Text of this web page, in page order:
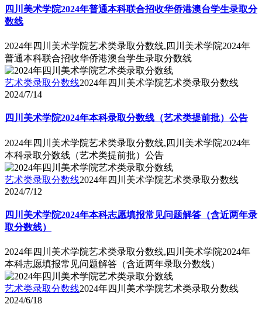
四川美术学院2024年普通本科联合招收华侨港澳台学生录取分
数线
2024年四川美术学院艺术类录取分数线,四川美术学院2024年
普通本科联合招收华侨港澳台学生录取分数线
艺术类录取分数线2024年四川美术学院艺术类录取分数线
2024/7/14
四川美术学院2024年本科录取分数线（艺术类提前批）公告
2024年四川美术学院艺术类录取分数线,四川美术学院2024年
本科录取分数线（艺术类提前批）公告
艺术类录取分数线2024年四川美术学院艺术类录取分数线
2024/7/12
四川美术学院2024年本科志愿填报常见问题解答（含近两年录
取分数线）
2024年四川美术学院艺术类录取分数线,四川美术学院2024年
本科志愿填报常见问题解答（含近两年录取分数线）
艺术类录取分数线2024年四川美术学院艺术类录取分数线
2024/6/18